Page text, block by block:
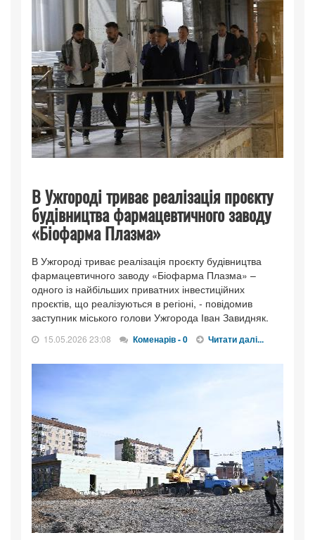
В Ужгороді триває реалізація проєкту
будівництва фармацевтичного заводу
«Біофарма Плазма»
В Ужгороді триває реалізація проєкту будівництва
фармацевтичного заводу «Біофарма Плазма» –
одного із найбільших приватних інвестиційних
проєктів, що реалізуються в регіоні, - повідомив
заступник міського голови Ужгорода Іван Завидняк.
15.05.2026 23:08 Коменарів - 0 Читати далі...